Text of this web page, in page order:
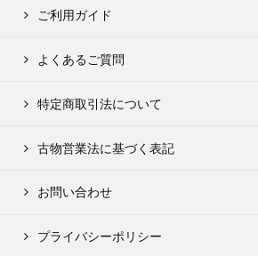
ご利用ガイド
よくあるご質問
特定商取引法について
古物営業法に基づく表記
お問い合わせ
プライバシーポリシー